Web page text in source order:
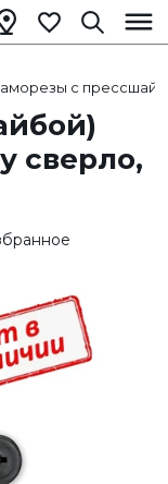
с
сверло,